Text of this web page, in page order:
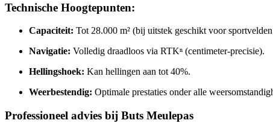
Technische Hoogtepunten:
Capaciteit: Tot 28.000 m² (bij uitstek geschikt voor
Navigatie: Volledig draadloos via RTKⁿ (centimeter-precisie).
Hellingshoek: Kan hellingen aan tot 40%.
Weerbestendig: Optimale prestaties onder alle
Professioneel advies bij Buts Meulepas